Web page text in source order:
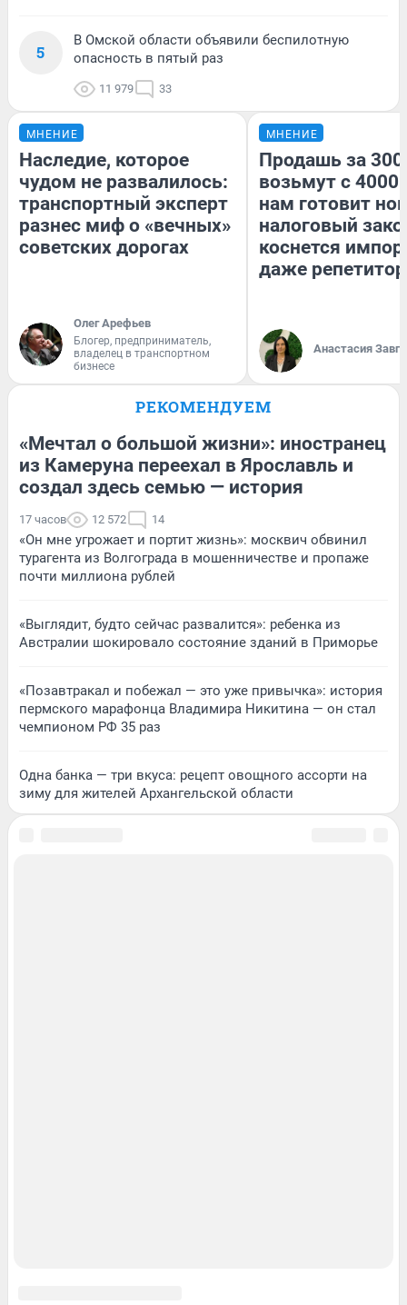
5
В Омской области объявили беспилотную
опасность в пятый раз
11 979 33
МНЕНИЕ
Наследие, которое
чудом не развалилось:
транспортный эксперт
разнес миф о «вечных»
советских дорогах
Олег Арефьев
Блогер, предприниматель,
владелец в транспортном
бизнесе
МНЕНИЕ
Продашь за
возьмут с
нам готовит
налоговый
коснется
даже
Анастасия
РЕКОМЕНДУЕМ
«Мечтал о большой жизни»: иностранец
из Камеруна переехал в Ярославль и
создал здесь семью — история
17 часов 12 572 14
«Он мне угрожает и портит жизнь»: москвич обвинил
турагента из Волгограда в мошенничестве и пропаже
почти миллиона рублей
«Выглядит, будто сейчас развалится»: ребенка из
Австралии шокировало состояние зданий в Приморье
«Позавтракал и побежал — это уже привычка»: история
пермского марафонца Владимира Никитина — он стал
чемпионом РФ 35 раз
Одна банка — три вкуса: рецепт овощного ассорти на
зиму для жителей Архангельской области